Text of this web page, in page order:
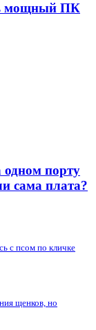
мощный ПК
одном порту
сама плата?
с псом по кличке
щенков, но